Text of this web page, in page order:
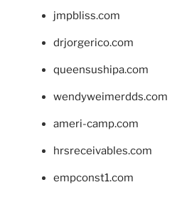
jmpbliss.com
drjorgerico.com
queensushipa.com
wendyweimerdds.com
ameri-camp.com
hrsreceivables.com
empconst1.com